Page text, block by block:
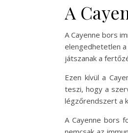
A
A Cayenne bors
elengedhetetlen
játszanak a
Ezen kívül a
teszi, hogy a
légzőrendszert a
A Cayenne bors